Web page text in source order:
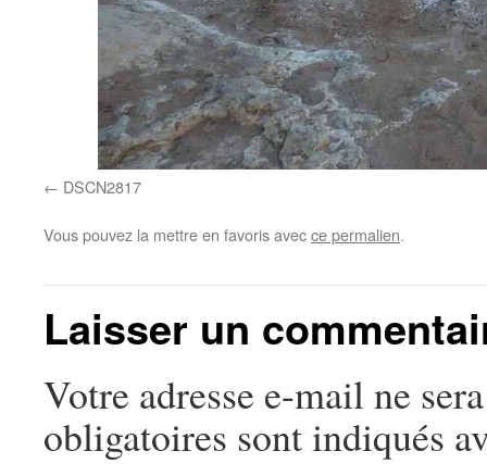
DSCN2817
Vous pouvez la mettre en favoris avecce permalien.
Laisser un
Votre adresse e-mail ne
obligatoires sont indiqués